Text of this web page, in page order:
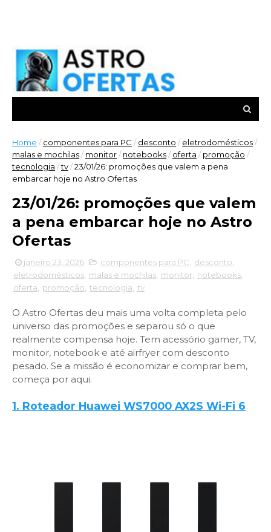
Home / componentes para PC / desconto / eletrodomésticos/
malas e mochilas/ monitor/ notebooks/ oferta / promoção /
tecnologia /tv/23/01/26: promoções que valem a pena
embarcar hoje no Astro Ofertas
23/01/26: promoções que valem
a pena embarcar hoje no Astro
Ofertas
janeiro 23, 2026 componentes para PC desconto
eletrodomésticos malas e mochilas monitor notebooks
oferta
promoção tecnologia tv
O Astro Ofertas deu mais uma volta completa pelo
universo das promoções e separou só o que
realmente compensa hoje. Tem acessório gamer, TV,
monitor, notebook e até airfryer com desconto
pesado. Se a missão é economizar e comprar bem,
começa por aqui.
1. Roteador Huawei WS7000 AX2S Wi-Fi 6